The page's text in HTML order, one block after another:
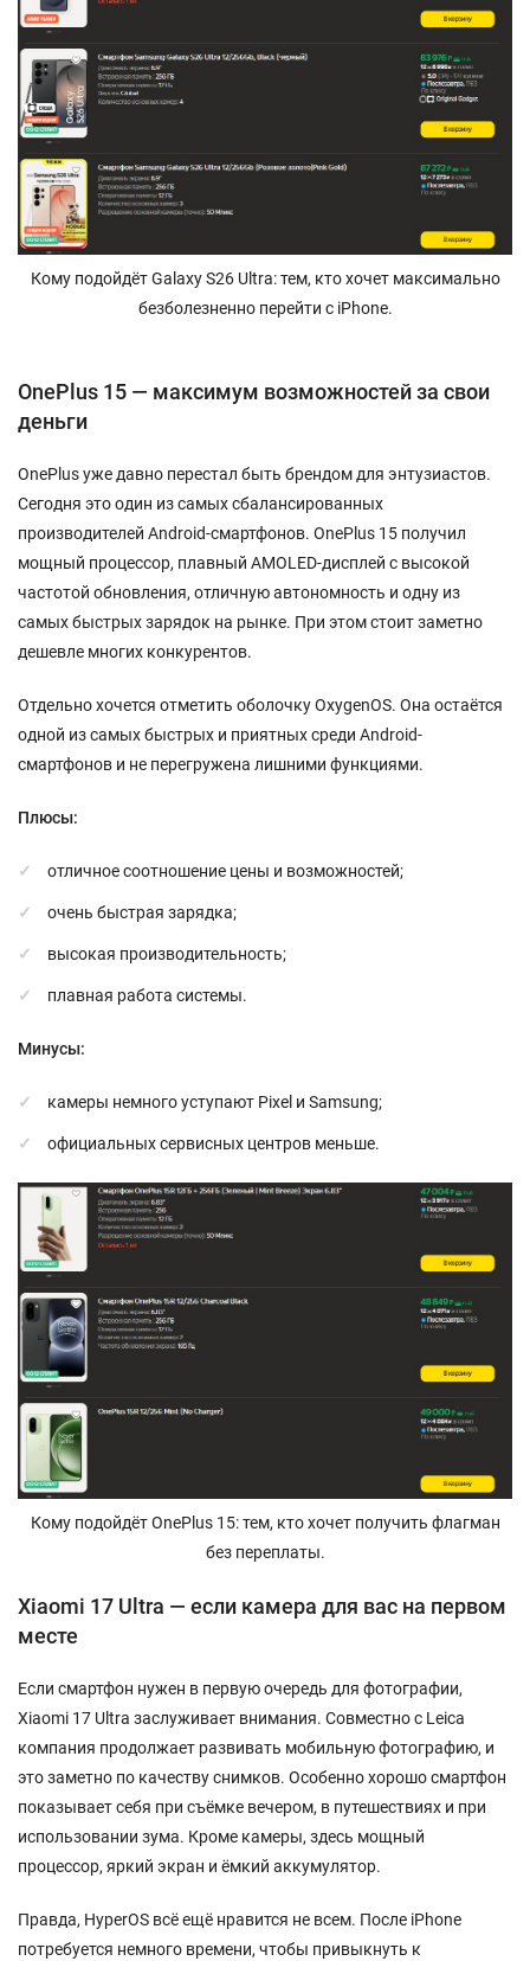
Кому подойдёт Galaxy S26 Ultra: тем, кто хочет максимально
безболезненно перейти с iPhone.
OnePlus 15 — максимум возможностей за свои
деньги
OnePlus уже давно перестал быть брендом для энтузиастов.
Сегодня это один из самых сбалансированных
производителей Android-смартфонов. OnePlus 15 получил
мощный процессор, плавный AMOLED-дисплей с высокой
частотой обновления, отличную автономность и одну из
самых быстрых зарядок на рынке. При этом стоит заметно
дешевле многих конкурентов.
Отдельно хочется отметить оболочку OxygenOS. Она остаётся
одной из самых быстрых и приятных среди Android-
смартфонов и не перегружена лишними функциями.
Плюсы:
отличное соотношение цены и возможностей;
очень быстрая зарядка;
высокая производительность;
плавная работа системы.
Минусы:
камеры немного уступают Pixel и Samsung;
официальных сервисных центров меньше.
Кому подойдёт OnePlus 15: тем, кто хочет получить флагман
без переплаты.
Xiaomi 17 Ultra — если камера для вас на первом
месте
Если смартфон нужен в первую очередь для фотографии,
Xiaomi 17 Ultra заслуживает внимания. Совместно с Leica
компания продолжает развивать мобильную фотографию, и
это заметно по качеству снимков. Особенно хорошо смартфон
показывает себя при съёмке вечером, в путешествиях и при
использовании зума. Кроме камеры, здесь мощный
процессор, яркий экран и ёмкий аккумулятор.
Правда, HyperOS всё ещё нравится не всем. После iPhone
потребуется немного времени, чтобы привыкнуть к